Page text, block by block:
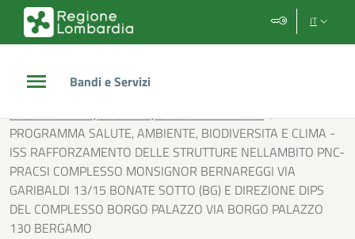
Vai al contenuto principale
Vai al footer IT
Bandi e Servizi
PNC-E.1 Salute, ambiente, biodiversita e clima /
PROGRAMMA SALUTE, AMBIENTE, BIODIVERSITA E CLIMA -
ISS RAFFORZAMENTO DELLE STRUTTURE NELLAMBITO PNC-
PRACSI COMPLESSO MONSIGNOR BERNAREGGI VIA
GARIBALDI 13/15 BONATE SOTTO (BG) E DIREZIONE DIPS
DEL COMPLESSO BORGO PALAZZO VIA BORGO PALAZZO
130 BERGAMO